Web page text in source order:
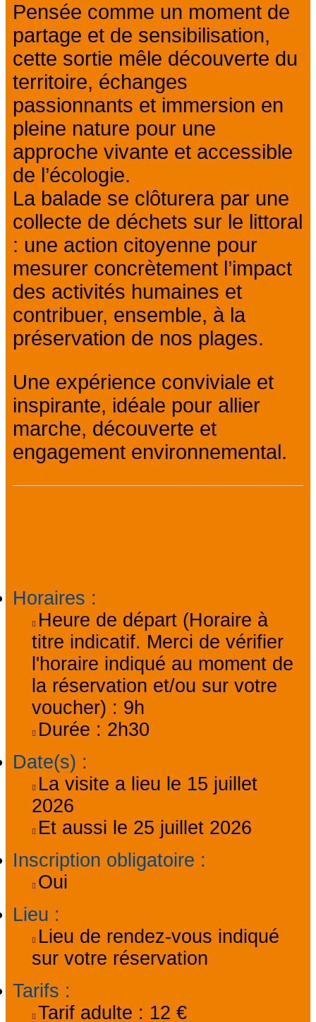
Pensée comme un moment de
partage et de sensibilisation,
cette sortie mêle découverte du
territoire, échanges
passionnants et immersion en
pleine nature pour une
approche vivante et accessible
de l’écologie.
La balade se clôturera par une
collecte de déchets sur le littoral
: une action citoyenne pour
mesurer concrètement l’impact
des activités humaines et
contribuer, ensemble, à la
préservation de nos plages.
Une expérience conviviale et
inspirante, idéale pour allier
marche, découverte et
engagement environnemental.
Horaires :
Heure de départ (Horaire à
titre indicatif. Merci de vérifier
l'horaire indiqué au moment de
la réservation et/ou sur votre
voucher) : 9h
Durée : 2h30
Date(s) :
La visite a lieu le 15 juillet
2026
Et aussi le 25 juillet 2026
Inscription obligatoire :
Oui
Lieu :
Lieu de rendez-vous indiqué
sur votre réservation
Tarifs :
Tarif adulte : 12 €